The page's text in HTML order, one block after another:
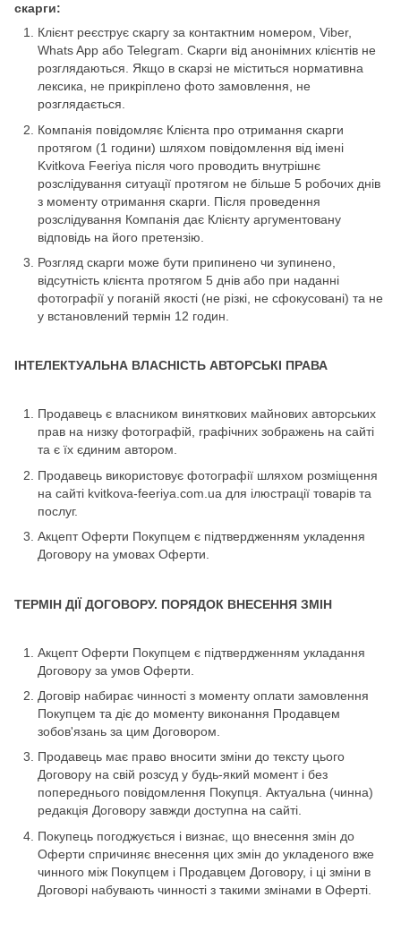
скарги:
Клієнт реєструє скаргу за контактним номером, Viber,
Whats App або Telegram. Скарги від анонімних клієнтів не
розглядаються. Якщо в скарзі не міститься нормативна
лексика, не прикріплено фото замовлення, не
розглядається.
Компанія повідомляє Клієнта про отримання скарги
протягом (1 години) шляхом повідомлення від імені
Kvitkova Feeriya після чого проводить внутрішнє
розслідування ситуації протягом не більше 5 робочих днів
з моменту отримання скарги. Після проведення
розслідування Компанія дає Клієнту аргументовану
відповідь на його претензію.
Розгляд скарги може бути припинено чи зупинено,
відсутність клієнта протягом 5 днів або при наданні
фотографії у поганій якості (не різкі, не сфокусовані) та не
у встановлений термін 12 годин.
ІНТЕЛЕКТУАЛЬНА ВЛАСНІСТЬ АВТОРСЬКІ ПРАВА
Продавець є власником виняткових майнових авторських
прав на низку фотографій, графічних зображень на сайті
та є їх єдиним автором.
Продавець використовує фотографії шляхом розміщення
на сайті kvitkova-feeriya.com.ua для ілюстрації товарів та
послуг.
Акцепт Оферти Покупцем є підтвердженням укладення
Договору на умовах Оферти.
ТЕРМІН ДІЇ ДОГОВОРУ. ПОРЯДОК ВНЕСЕННЯ ЗМІН
Акцепт Оферти Покупцем є підтвердженням укладання
Договору за умов Оферти.
Договір набирає чинності з моменту оплати замовлення
Покупцем та діє до моменту виконання Продавцем
зобов'язань за цим Договором.
Продавець має право вносити зміни до тексту цього
Договору на свій розсуд у будь-який момент і без
попереднього повідомлення Покупця. Актуальна (чинна)
редакція Договору завжди доступна на сайті.
Покупець погоджується і визнає, що внесення змін до
Оферти спричиняє внесення цих змін до укладеного вже
чинного між Покупцем і Продавцем Договору, і ці зміни в
Договорі набувають чинності з такими змінами в Оферті.